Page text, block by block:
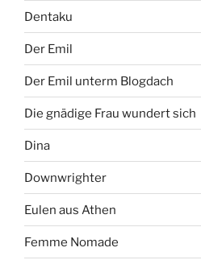
Dentaku
Der Emil
Der Emil unterm Blogdach
Die gnädige Frau wundert sich
Dina
Downwrighter
Eulen aus Athen
Femme Nomade